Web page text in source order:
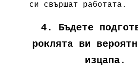
си свършат работата.
4. Бъдете
роклята ви
изцапа.